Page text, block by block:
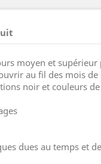
moyen et supérieur
au fil des mois
noir et couleurs de
dues au temps et